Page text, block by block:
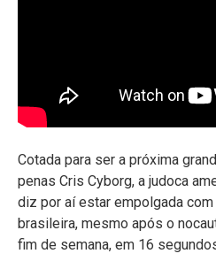
Cotada para ser a próxima
penas Cris Cyborg, a judoca
diz por aí estar empolgada
brasileira, mesmo após o
fim de semana, em 16